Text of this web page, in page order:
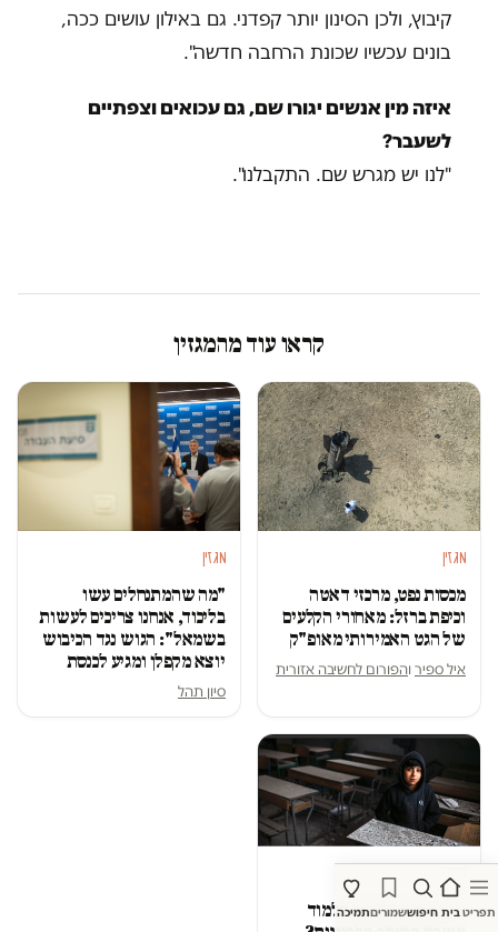
תפריטבית חיפוששמוריםתמיכה
קיבוץ, ולכן הסינון יותר קפדני. גם באילון עושים ככה,
בונים עכשיו שכונת הרחבה חדשה".
איזה מין אנשים יגורו שם, גם עכואים וצפתיים
לשעבר?
"לנו יש מגרש שם. התקבלנו".
קראו עוד מהמגזין
מגזין
מכסות נפט, מרכזי דאטה
וכיפת ברזל: מאחורי הקלעים
של הגט האמירותי מאופ"ק
איל ספיר והפורום לחשיבה אזורית
מגזין
"מה שהמתנחלים עשו
בליכוד, אנחנו צריכים לעשות
בשמאל": הגוש נגד הכיבוש
יוצא מקפלן ומגיע לכנסת
סיון תהל
חינוך
מה יואב קיש יכול ללמוד